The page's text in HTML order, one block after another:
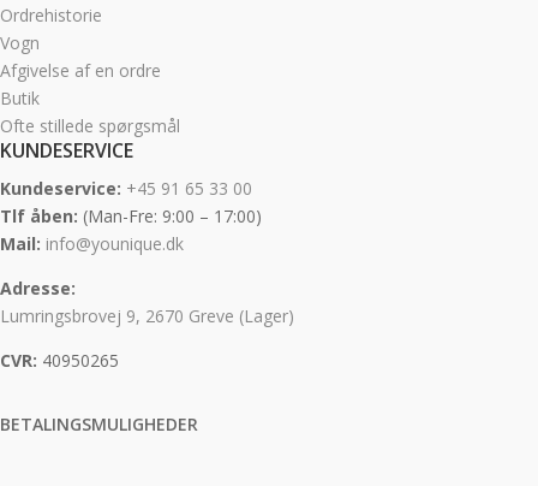
Ordrehistorie
Vogn
Afgivelse af en ordre
Butik
Ofte stillede spørgsmål
KUNDESERVICE
Kundeservice: +45 91 65 33 00
Tlf åben: (Man-Fre: 9:00 – 17:00)
Mail: info@younique.dk
Adresse:
Lumringsbrovej 9, 2670 Greve (Lager)
CVR: 40950265
BETALINGSMULIGHEDER